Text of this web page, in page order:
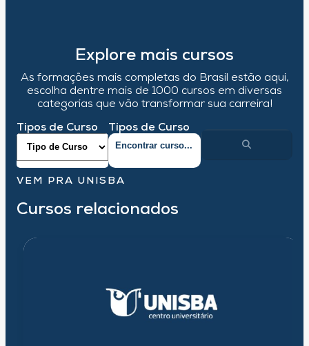
Explore mais cursos
As formações mais completas do Brasil estão aqui,
escolha dentre mais de 1000 cursos em diversas
categorias que vão transformar sua carreira!
Tipos de Curso Tipos de Curso
VEM PRA UNISBA
Cursos relacionados